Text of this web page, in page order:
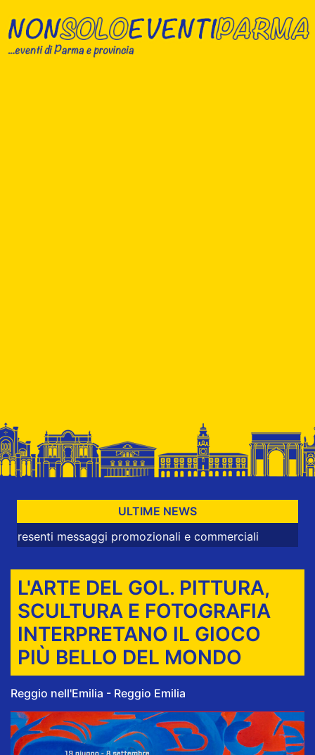
ULTIME NEWS
messaggi promozionali e commerciali
L'ARTE DEL GOL. PITTURA,
SCULTURA E FOTOGRAFIA
INTERPRETANO IL GIOCO
PIÙ BELLO DEL MONDO
Reggio nell'Emilia - Reggio Emilia